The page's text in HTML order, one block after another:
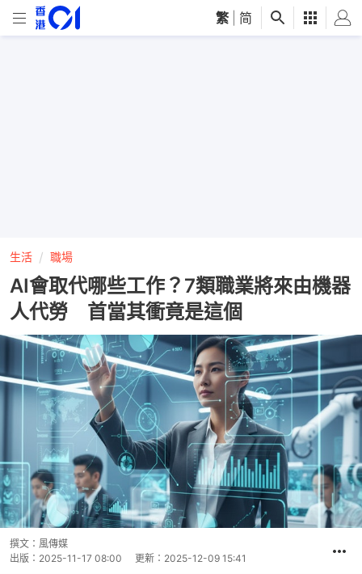
繁 简
生活 職場
AI會取代哪些工作？7類職業將來由機器
人代勞 首當其衝竟是這個
撰文： 風傳媒
出版： 2025-11-17 08:00 更新： 2025-12-09 15:41